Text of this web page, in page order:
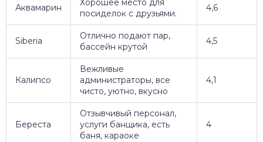
Аквамарин
Хорошее место для
посиделок с друзьями.
4,6
Siberia
Отлично подают пар,
бассейн крутой
4,5
Калипсо
Вежливые
администраторы, все
чисто, уютно, вкусно
4,1
Береста
Отзывчивый персонал,
услуги банщика, есть
баня, караоке
4